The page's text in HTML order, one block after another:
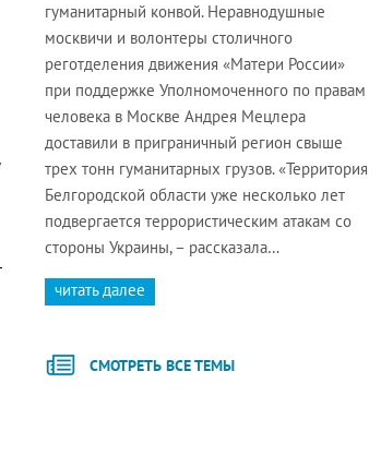
гуманитарный конвой. Неравнодушные
москвичи и волонтеры столичного
реготделения движения «Матери России»
при поддержке Уполномоченного по правам
человека в Москве Андрея Мецлера
доставили в приграничный регион свыше
трех тонн гуманитарных грузов. «Территория
Белгородской области уже несколько лет
подвергается террористическим атакам со
стороны Украины, – рассказала…
читать далее
СМОТРЕТЬ ВСЕ ТЕМЫ